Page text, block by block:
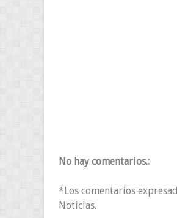
No hay comentarios.:
*Los comentarios
Noticias.